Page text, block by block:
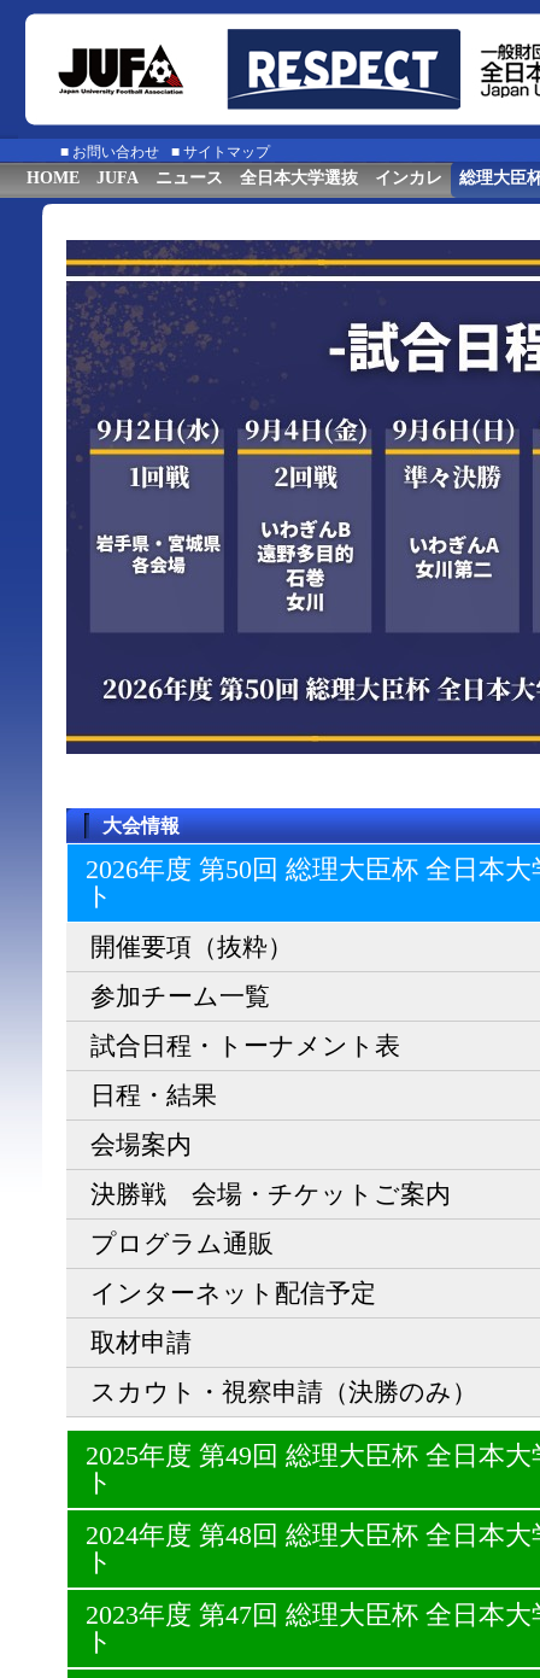
■ お問い合わせ ■ サイトマップ
HOME JUFA ニュース 全日本大学選抜 インカレ 総理大臣
大会情報
2026年度 第50回 総理大臣杯 全日本
ト
開催要項（抜粋）
参加チーム一覧
試合日程・トーナメント表
日程・結果
会場案内
決勝戦 会場・チケットご案内
プログラム通販
インターネット配信予定
取材申請
スカウト・視察申請（決勝のみ）
2025年度 第49回 総理大臣杯 全日本
ト
2024年度 第48回 総理大臣杯 全日本
ト
2023年度 第47回 総理大臣杯 全日本
ト